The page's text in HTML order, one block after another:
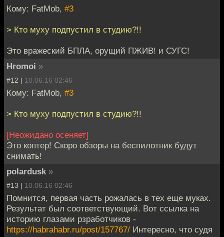
Кому: FatMob, #3
> Кто муху подпустил в студию?!!
Это вражеский БПЛА, орущий ПЖИВ! и СУГС!
Hromoi »
#12 | 10.06.16 02:46
Кому: FatMob, #3
> Кто муху подпустил в студию?!!
[Неожидано осеняет]
Это коптер! Скоро обзоры на беспилотник будут
снимать!
polardusk »
#13 | 10.06.16 02:46
Помнится, первая часть рожалась в тех еще муках.
Результат был соответствующий. Вот ссылка на
историю глазами рзработчиков -
https://habrahabr.ru/post/157767/ Интересно, что судя